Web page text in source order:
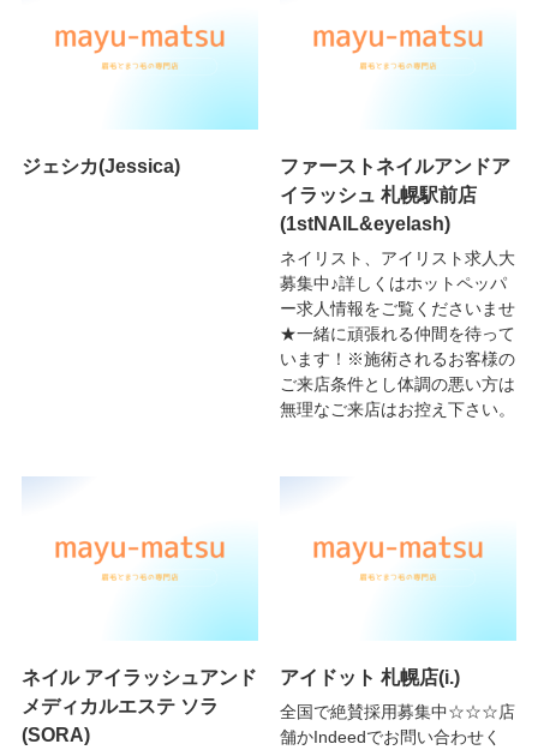
ジェシカ(Jessica)
ファーストネイルアンドア
イラッシュ 札幌駅前店
(1stNAIL&eyelash)
ネイリスト、アイリスト求人大
募集中♪詳しくはホットペッパ
ー求人情報をご覧くださいませ
★一緒に頑張れる仲間を待って
います！※施術されるお客様の
ご来店条件とし体調の悪い方は
無理なご来店はお控え下さい。
ネイル アイラッシュアンド
メディカルエステ ソラ
(SORA)
アイドット 札幌店(i.)
全国で絶賛採用募集中☆☆☆店
舗かIndeedでお問い合わせく